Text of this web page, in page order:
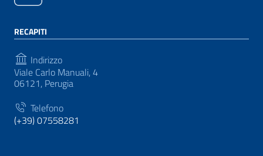
RECAPITI
Indirizzo
Viale Carlo Manuali, 4
06121, Perugia
Telefono
(+39) 07558281